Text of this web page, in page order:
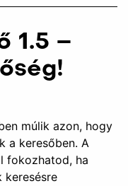
1.5 –
múlik azon, hogy
a keresőben. A
fokozhatod, ha
keresésre